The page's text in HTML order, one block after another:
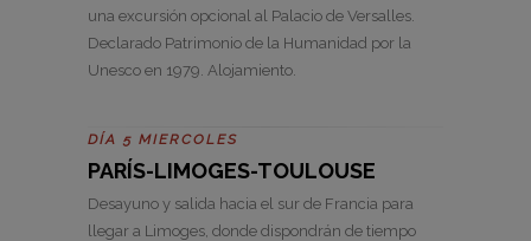
una excursión opcional al Palacio de Versalles.
Declarado Patrimonio de la Humanidad por la
Unesco en 1979. Alojamiento.
DÍA 5 MIERCOLES
PARÍS-LIMOGES-TOULOUSE
Desayuno y salida hacia el sur de Francia para
llegar a Limoges, donde dispondrán de tiempo